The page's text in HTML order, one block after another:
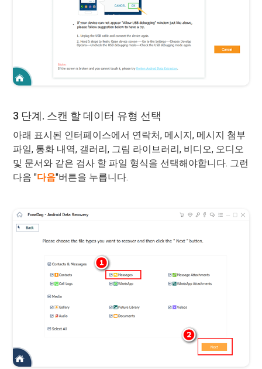
3 단계. 스캔 할 데이터 유형 선택
아래 표시된 인터페이스에서 연락처, 메시지, 메시지 첨부
파일, 통화 내역, 갤러리, 그림 라이브러리, 비디오, 오디오
및 문서와 같은 검사 할 파일 형식을 선택해야합니다. 그런
다음 "다음"버튼을 누릅니다.